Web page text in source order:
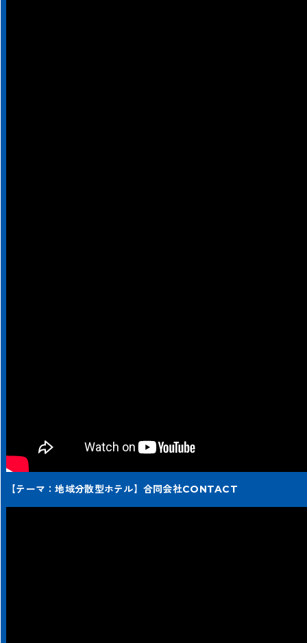
【テーマ：地域分散型ホテル】合同会社CONTACT